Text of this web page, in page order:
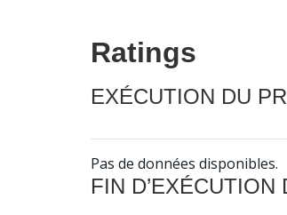
Ratings
EXÉCUTION DU
Pas de données disponibles.
FIN D’EXÉCUTION